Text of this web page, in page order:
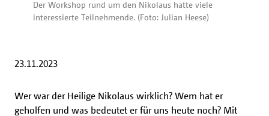
Der Workshop rund um den Nikolaus hatte viele
interessierte Teilnehmende. (Foto: Julian Heese)
23.11.2023
Wer war der Heilige Nikolaus wirklich? Wem hat er
geholfen und was bedeutet er für uns heute noch? Mit